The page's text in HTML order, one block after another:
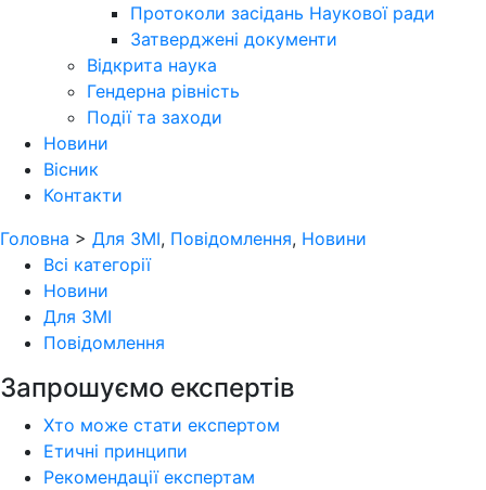
Протоколи засідань Наукової ради
Затверджені документи
Відкрита наука
Гендерна рівність
Події та заходи
Новини
Вісник
Контакти
Головна > Для ЗМІ, Повідомлення, Новини
Всі категорії
Новини
Для ЗМІ
Повідомлення
Запрошуємо експертів
Хто може стати експертом
Етичні принципи
Рекомендації експертам